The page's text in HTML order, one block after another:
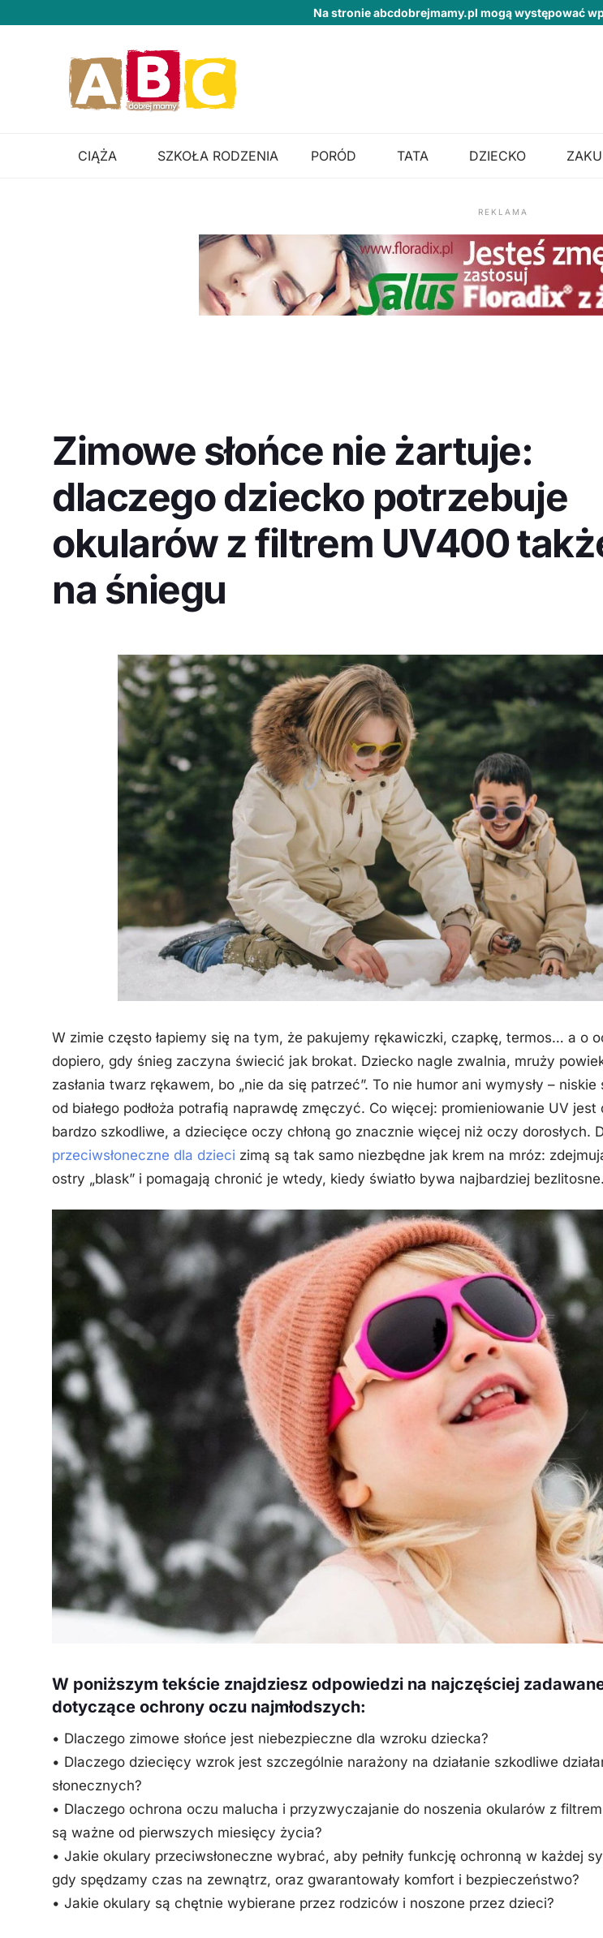
Na stronie abcdobrejmamy.pl mogą występować
CIĄŻA SZKOŁA RODZENIA PORÓD TATA DZIECKO
REKLAMA
Zimowe słońce nie żartuje:
dlaczego dziecko potrzebuje
okularów z filtrem UV400
na śniegu
W zimie często łapiemy się na tym, że pakujemy rękawiczki, czapkę, termos… a o
dopiero, gdy śnieg zaczyna świecić jak brokat. Dziecko nagle zwalnia, mruży
zasłania twarz rękawem, bo „nie da się patrzeć”. To nie humor ani wymysły – niskie
od białego podłoża potrafią naprawdę zmęczyć. Co więcej: promieniowanie UV jest
bardzo szkodliwe, a dziecięce oczy chłoną go znacznie więcej niż oczy dorosłych.
przeciwsłoneczne dla dzieci zimą są tak samo niezbędne jak krem na mróz:
ostry „blask” i pomagają chronić je wtedy, kiedy światło bywa najbardziej bezlitosne.
W poniższym tekście znajdziesz odpowiedzi na najczęściej
dotyczące ochrony oczu najmłodszych:
• Dlaczego zimowe słońce jest niebezpieczne dla wzroku dziecka?
• Dlaczego dziecięcy wzrok jest szczególnie narażony na działanie szkodliwe
słonecznych?
• Dlaczego ochrona oczu malucha i przyzwyczajanie do noszenia okularów z
są ważne od pierwszych miesięcy życia?
• Jakie okulary przeciwsłoneczne wybrać, aby pełniły funkcję ochronną w każdej
gdy spędzamy czas na zewnątrz, oraz gwarantowały komfort i bezpieczeństwo?
• Jakie okulary są chętnie wybierane przez rodziców i noszone przez dzieci?